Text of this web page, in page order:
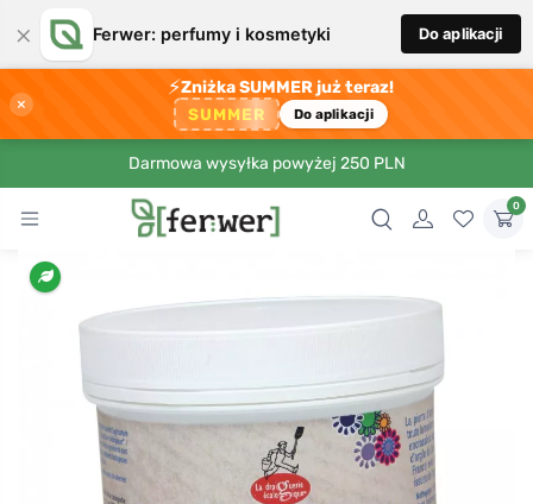
× Ferwer: perfumy i kosmetyki Do aplikacji
×
⚡Zniżka SUMMER już teraz!
SUMMER Do aplikacji
Darmowa wysyłka powyżej 250 PLN
0